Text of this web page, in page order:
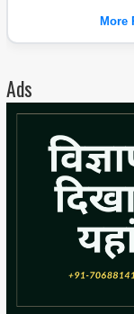
More
Ads